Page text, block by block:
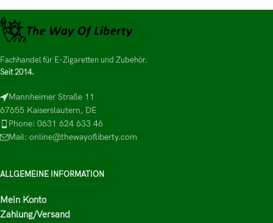
Fachhandel für E-Zigaretten und Zubehör.
Seit 2014.
Mannheimer Straße 11
67655 Kaiserslautern, DE
Phone: 0631 624 633 46
Mail: online@thewayofliberty.com
ALLGEMEINE INFORMATION
Mein Konto
Zahlung/Versand